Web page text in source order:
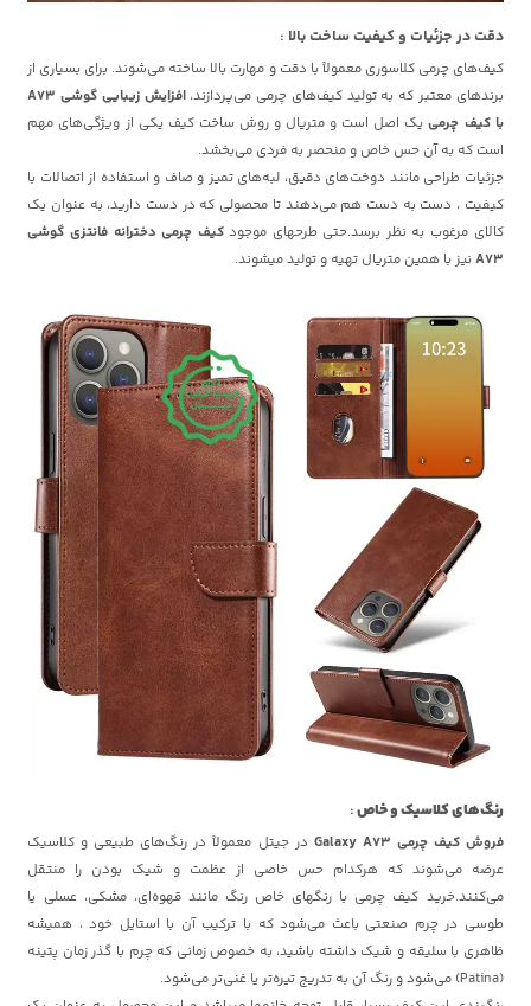
دقت در جزئیات و کیفیت ساخت بالا :
کیف‌های چرمی کلاسوری معمولاً با دقت و مهارت بالا ساخته می‌شوند. برای بسیاری از
برندهای معتبر که به تولید کیف‌های چرمی می‌پردازند،
افزایش زیبایی گوشی A73
با کیف چرمییک اصل است و متریال و روش ساخت کیف یکی از ویژگی‌های مهم
است که به آن حس خاص و منحصر به فردی می‌بخشد.
جزئیات طراحی مانند دوخت‌های دقیق، لبه‌های تمیز و صاف و استفاده از اتصالات با
کیفیت ، دست به دست هم می‌دهند تا محصولی که در دست دارید، به عنوان یک
کالای مرغوب به نظر برسد.حتی طرحهای موجودکیف چرمی دخترانه فانتزی گوشی
A73 نیز با همین متریال تهیه و تولید میشوند.
رنگ‌های کلاسیک و خاص:
فروش کیف‌ چرمی Galaxy A73
در جیتل معمولاً در رنگ‌های طبیعی و کلاسیک
عرضه می‌شوند که هرکدام حس خاصی از عظمت و شیک بودن را منتقل
می‌کنند.خرید کیف چرمی با رنگهای خاص رنگ‌ مانند قهوه‌ای، مشکی، عسلی یا
طوسی در چرم صنعتی باعث می‌شود که با ترکیب آن با استایل خود ، همیشه
ظاهری با سلیقه و شیک داشته باشید، به خصوص زمانی که چرم با گذر زمان پتینه
(Patina) می‌شود و رنگ آن به تدریج تیره‌تر یا غنی‌تر می‌شود.